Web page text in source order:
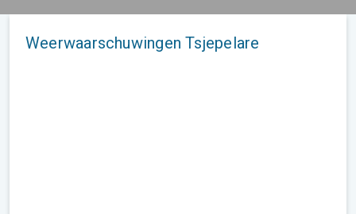
Weerwaarschuwingen Tsjepelare